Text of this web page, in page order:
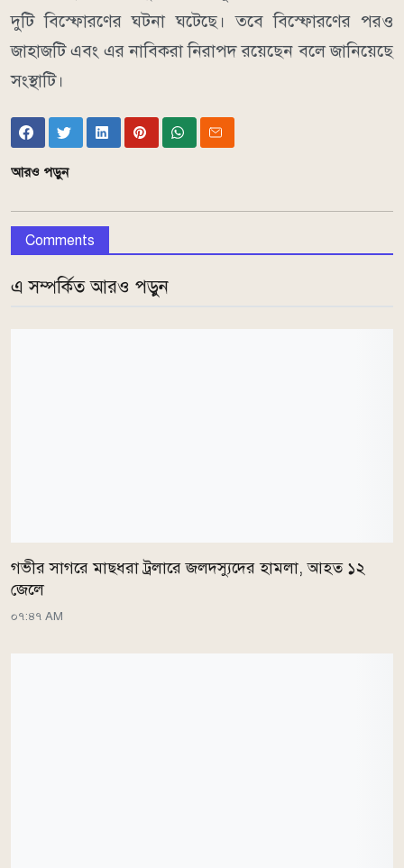
দুটি বিস্ফোরণের ঘটনা ঘটেছে। তবে বিস্ফোরণের পরও
জাহাজটি এবং এর নাবিকরা নিরাপদ রয়েছেন বলে জানিয়েছে
সংস্থাটি।
আরও পড়ুন
Comments
এ সম্পর্কিত আরও পড়ুন
গভীর সাগরে মাছধরা ট্রলারে জলদস্যুদের হামলা, আহত ১২
জেলে
০৭:৪৭ AM